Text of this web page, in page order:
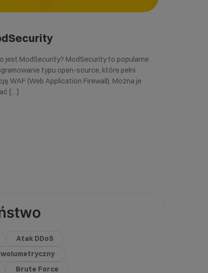
jest ModSecurity? ModSecurity to popularne
typu open-source, które pełni
WAF (Web Application Firewall). Można je
[…]
Atak DDoS
Brute Force